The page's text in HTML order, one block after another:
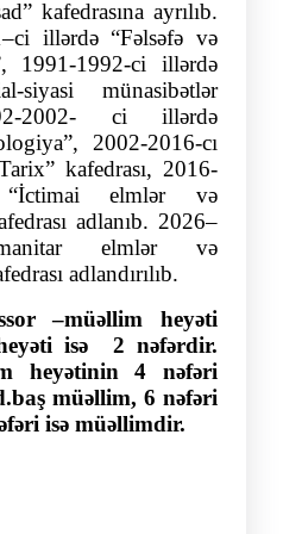
kafedrasına ayrılıb.
illərdə “Fəlsəfə və
1991-1992-ci illərdə
siyasi münasibətlər
2002- ci illərdə
2002-2016-cı
kafedrası, 2016-
elmlər və
adlanıb. 2026–
elmlər və
adlandırılıb.
–müəllim heyəti
isə 2 nəfərdir.
heyətinin 4 nəfəri
müəllim, 6 nəfəri
isə müəllimdir.